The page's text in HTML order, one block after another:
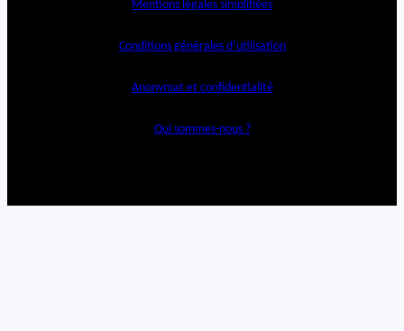
Mentions légales simplifiées
Conditions générales d’utilisation
Anonymat et confidentialité
Qui sommes-nous ?